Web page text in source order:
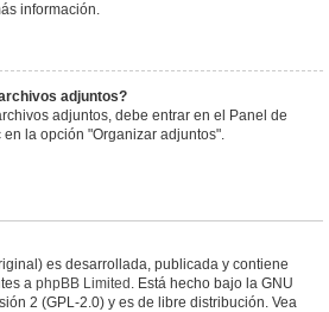
información.
adjuntos?
adjuntos, debe entrar en el Panel de
la opción "Organizar adjuntos".
es desarrollada, publicada y contiene
a phpBB Limited . Está hecho bajo la GNU
2 (GPL-2.0) y es de libre distribución. Vea